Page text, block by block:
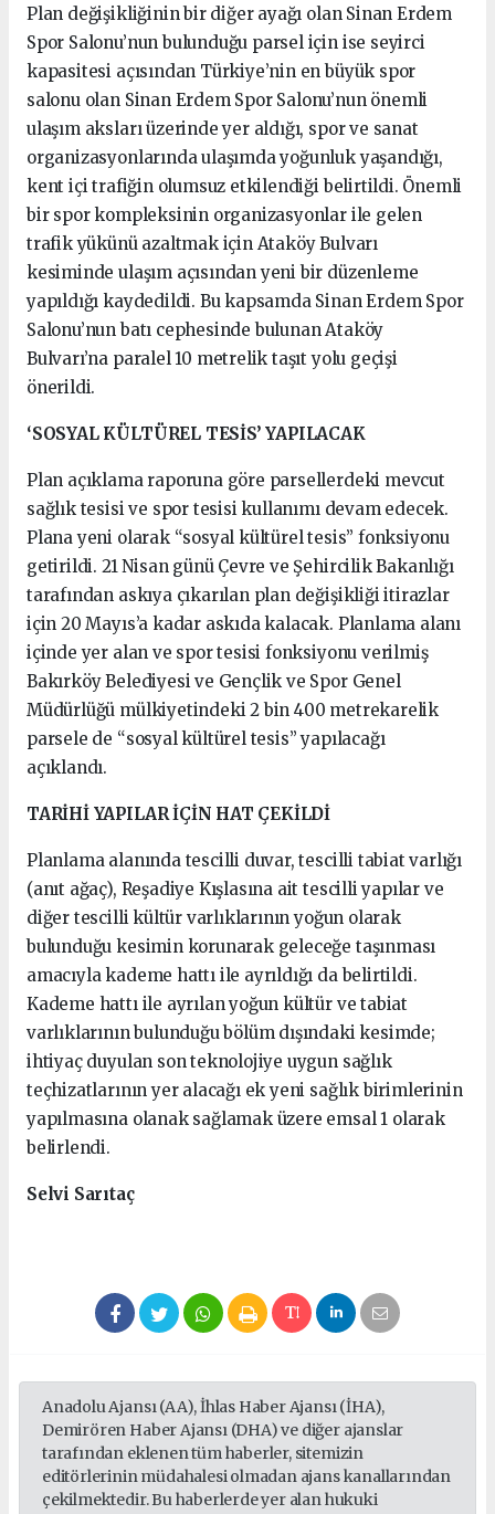
Plan değişikliğinin bir diğer ayağı olan Sinan Erdem
Spor Salonu’nun bulunduğu parsel için ise seyirci
kapasitesi açısından Türkiye’nin en büyük spor
salonu olan Sinan Erdem Spor Salonu’nun önemli
ulaşım aksları üzerinde yer aldığı, spor ve sanat
organizasyonlarında ulaşımda yoğunluk yaşandığı,
kent içi trafiğin olumsuz etkilendiği belirtildi. Önemli
bir spor kompleksinin organizasyonlar ile gelen
trafik yükünü azaltmak için Ataköy Bulvarı
kesiminde ulaşım açısından yeni bir düzenleme
yapıldığı kaydedildi. Bu kapsamda Sinan Erdem Spor
Salonu’nun batı cephesinde bulunan Ataköy
Bulvarı’na paralel 10 metrelik taşıt yolu geçişi
önerildi.
‘SOSYAL KÜLTÜREL TESİS’ YAPILACAK
Plan açıklama raporuna göre parsellerdeki mevcut
sağlık tesisi ve spor tesisi kullanımı devam edecek.
Plana yeni olarak “sosyal kültürel tesis” fonksiyonu
getirildi. 21 Nisan günü Çevre ve Şehircilik Bakanlığı
tarafından askıya çıkarılan plan değişikliği itirazlar
için 20 Mayıs’a kadar askıda kalacak. Planlama alanı
içinde yer alan ve spor tesisi fonksiyonu verilmiş
Bakırköy Belediyesi ve Gençlik ve Spor Genel
Müdürlüğü mülkiyetindeki 2 bin 400 metrekarelik
parsele de “sosyal kültürel tesis” yapılacağı
açıklandı.
TARİHİ YAPILAR İÇİN HAT ÇEKİLDİ
Planlama alanında tescilli duvar, tescilli tabiat varlığı
(anıt ağaç), Reşadiye Kışlasına ait tescilli yapılar ve
diğer tescilli kültür varlıklarının yoğun olarak
bulunduğu kesimin korunarak geleceğe taşınması
amacıyla kademe hattı ile ayrıldığı da belirtildi.
Kademe hattı ile ayrılan yoğun kültür ve tabiat
varlıklarının bulunduğu bölüm dışındaki kesimde;
ihtiyaç duyulan son teknolojiye uygun sağlık
teçhizatlarının yer alacağı ek yeni sağlık birimlerinin
yapılmasına olanak sağlamak üzere emsal 1 olarak
belirlendi.
Selvi Sarıtaç
Anadolu Ajansı (AA), İhlas Haber Ajansı (İHA),
Demirören Haber Ajansı (DHA) ve diğer ajanslar
tarafından eklenen tüm haberler, sitemizin
editörlerinin müdahalesi olmadan ajans kanallarından
çekilmektedir. Bu haberlerde yer alan hukuki